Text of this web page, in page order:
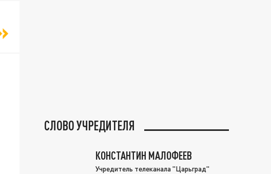
СЛОВО УЧРЕДИТЕЛЯ
КОНСТАНТИН МАЛОФЕЕВ
Учредитель телеканала "Царьград"